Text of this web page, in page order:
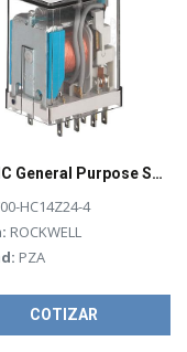
700-HC General Purpose Square w/ Blade Terminal Relay, 4PDT, 7A, Gold Contact, Low Energy Rating: (10V, 1mA), 24V DC, Pilot Light
HC14Z24-4
ROCKWELL
PZA
COTIZAR